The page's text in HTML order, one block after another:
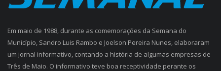
Em maio de 1988, durante as comemorações da Semana do
Município, Sandro Luis Rambo e Joelson Pereira Nunes, elaboraram
um jornal informativo, contando a história de algumas empresas de
Três de Maio. O informativo teve boa receptividade perante os